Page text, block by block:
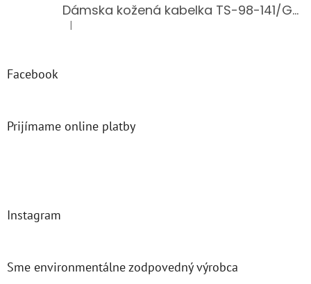
Dámska kožená kabelka TS-98-141/GOLD
Hodnotenie produktu je 5 z 5 hviezdičiek.
|
Facebook
Prijímame online platby
Instagram
Sme environmentálne zodpovedný výrobca